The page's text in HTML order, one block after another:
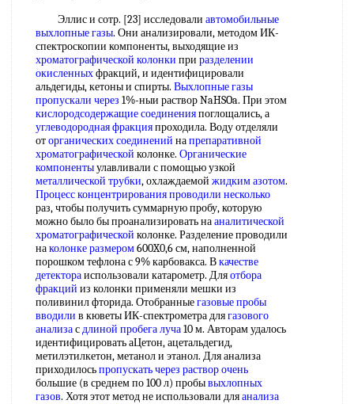
Эллис и сотр. [23] исследовали автомобильные
выхлопные газы. Они анализировали, методом ИК-
спектроскопии компоненты, выходящие из
хроматографической колонки при разделении
окисленныхфракций, и идентифицировали
альдегиды, кетоны и спирты. Выхлопные газы
пропускали через 1%-ныи раствор NaHSOa. При этом
кислородсодержащие соединенияпоглощались, а
углеводородная фракцияпроходила. Воду отделяли
оторганических соединений напрепаративной
хроматографической колонке. Органические
компонентыулавливали с помощью узкой
металлической трубки, охлаждаемой жидким азотом.
Процесс концентрированияпроводили несколько
раз, чтобы получить суммарную пробу, которую
можно было бы проанализировать нааналитической
хроматографической колонке. Разделение проводили
наколонке размером600X0,6 см, наполненной
порошком тефлона с 9% карбовакса. Вкачестве
детектораиспользовали катарометр. Дляотбора
фракций из колонки применяли мешки из
поливинил фторида. Отобранныегазовые пробы
вводили в кюветы ИК-спектрометра длягазового
анализасдлиной пробега луча10 м. Авторам удалось
идентифицировать аЦетон, ацетальдегид,
метилэтилкетон, метанол и этанол. Для анализа
приходилосьпропускать через раствор очень
большие (в среднем по 100 л) пробывыхлопных
газов. Хотя этот метод не использовали дляанализа